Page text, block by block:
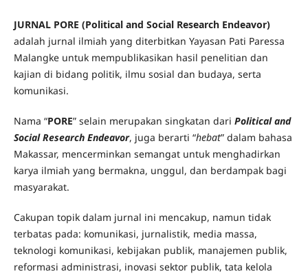
JURNAL PORE (Political and Social Research Endeavor)
adalah jurnal ilmiah yang diterbitkan Yayasan Pati Paressa
Malangke untuk mempublikasikan hasil penelitian dan
kajian di bidang politik, ilmu sosial dan budaya, serta
komunikasi.
Nama “PORE” selain merupakan singkatan dari Political and
Social Research Endeavor, juga berarti “hebat” dalam bahasa
Makassar, mencerminkan semangat untuk menghadirkan
karya ilmiah yang bermakna, unggul, dan berdampak bagi
masyarakat.
Cakupan topik dalam jurnal ini mencakup, namun tidak
terbatas pada: komunikasi, jurnalistik, media massa,
teknologi komunikasi, kebijakan publik, manajemen publik,
reformasi administrasi, inovasi sektor publik, tata kelola